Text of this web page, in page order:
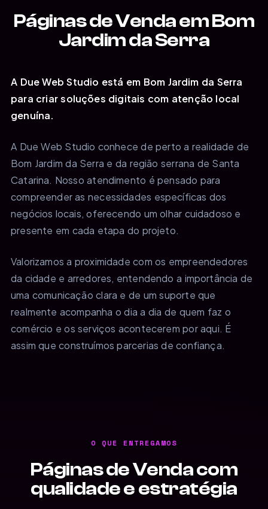
Páginas de Venda em Bom
Jardim da Serra
A Due Web Studio está em Bom Jardim da Serra
para criar soluções digitais com atenção local
genuína.
A Due Web Studio conhece de perto a realidade de
Bom Jardim da Serra e da região serrana de Santa
Catarina. Nosso atendimento é pensado para
compreender as necessidades específicas dos
negócios locais, oferecendo um olhar cuidadoso e
presente em cada etapa do projeto.
Valorizamos a proximidade com os empreendedores
da cidade e arredores, entendendo a importância de
uma comunicação clara e de um suporte que
realmente acompanha o dia a dia de quem faz o
comércio e os serviços acontecerem por aqui. É
assim que construímos parcerias de confiança.
O QUE ENTREGAMOS
Páginas de Venda com
qualidade e estratégia